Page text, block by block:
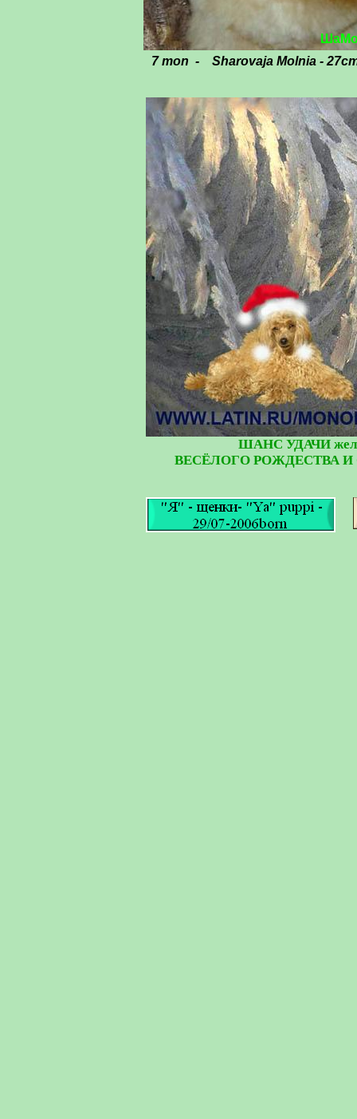
7 mon - Sharovaja
ШАНС УДАЧИ
ВЕСЁЛОГО РОЖДЕСТВА И